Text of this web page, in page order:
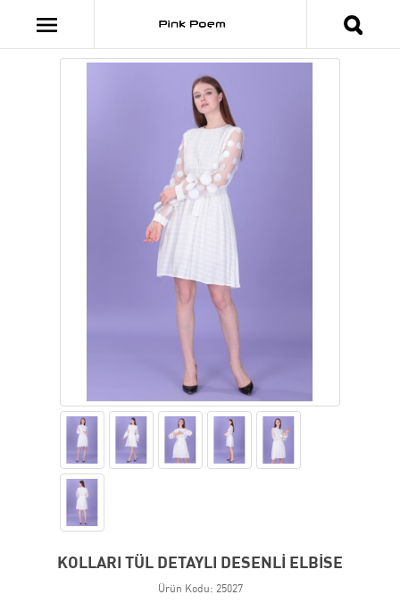
KOLLARI TÜL DETAYLI DESENLİ ELBİSE
Ürün Kodu: 25027